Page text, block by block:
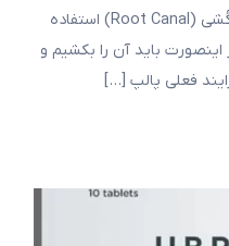
دندانپزشکان از فرایندی به نام عصب کُشی (Root Canal) استفاده
اینصورت باید آن را بکشیم و
فعلی پالپ […]